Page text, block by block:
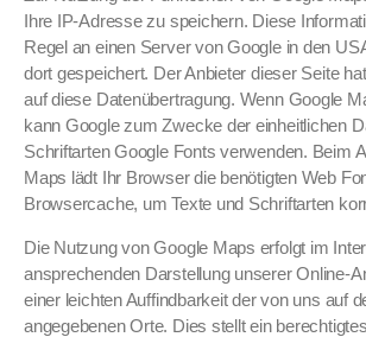
Ihre IP-Adresse zu spe­ich­ern. Diese
Regel an einen Serv­er von Google in den
dort gespe­ichert. Der Anbi­eter dieser Seite
auf diese Datenüber­tra­gung. Wenn Google
kann Google zum Zwecke der ein­heitlichen
Schrif­tarten Google Fonts ver­wen­den. Beim
Maps lädt Ihr Brows­er die benötigten Web
Browser­cache, um Texte und Schrif­tarten
Die Nutzung von Google Maps erfol­gt im
ansprechen­den Darstel­lung unser­er Online-
ein­er leicht­en Auffind­barkeit der von uns auf
angegebe­nen Orte. Dies stellt ein